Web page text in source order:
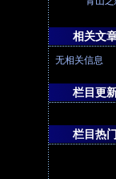
相关文
无相关信息
栏目更
栏目热门